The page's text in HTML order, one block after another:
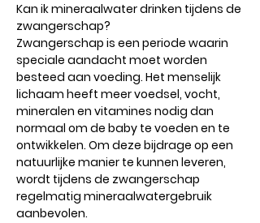
Kan ik mineraalwater drinken tijdens de
zwangerschap?
Zwangerschap is een periode waarin
speciale aandacht moet worden
besteed aan voeding. Het menselijk
lichaam heeft meer voedsel, vocht,
mineralen en vitamines nodig dan
normaal om de baby te voeden en te
ontwikkelen. Om deze bijdrage op een
natuurlijke manier te kunnen leveren,
wordt tijdens de zwangerschap
regelmatig mineraalwatergebruik
aanbevolen.